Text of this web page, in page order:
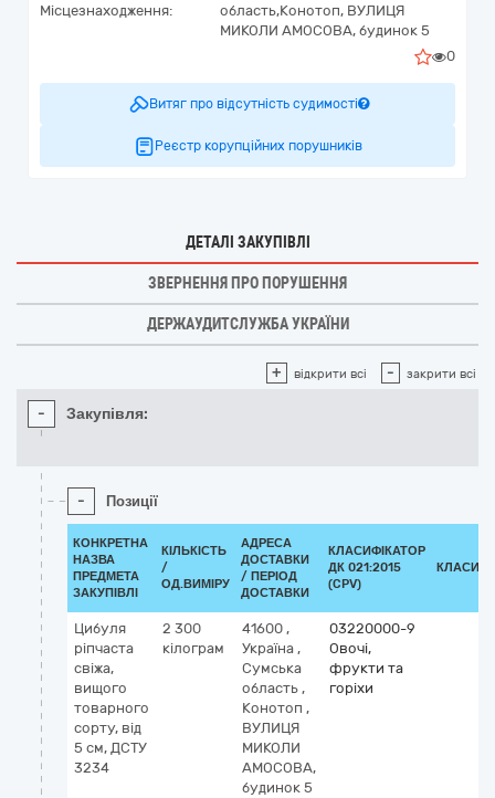
Місцезнаходження:
область,Конотоп, ВУЛИЦЯ
МИКОЛИ АМОСОВА, будинок 5
0
Витяг про відсутність судимості
Реєстр корупційних порушників
ДЕТАЛІ ЗАКУПІВЛІ
ЗВЕРНЕННЯ ПРО ПОРУШЕННЯ
ДЕРЖАУДИТСЛУЖБА УКРАЇНИ
+ відкрити всі - закрити всі
- Закупівля:
- Позиції
КОНКРЕТНА
НАЗВА
ПРЕДМЕТА
ЗАКУПІВЛІ
КІЛЬКІСТЬ
/
ОД.ВИМІРУ
АДРЕСА
ДОСТАВКИ
/ ПЕРІОД
ДОСТАВКИ
КЛАСИФІКАТОР
ДК 021:2015
(CPV)
Цибуля
ріпчаста
свіжа,
вищого
товарного
сорту, від
5 см, ДСТУ
3234
2 300
кілограм
41600 ,
Україна ,
Сумська
область ,
Конотоп ,
ВУЛИЦЯ
МИКОЛИ
АМОСОВА,
будинок 5
03220000-9
Овочі,
фрукти та
горіхи